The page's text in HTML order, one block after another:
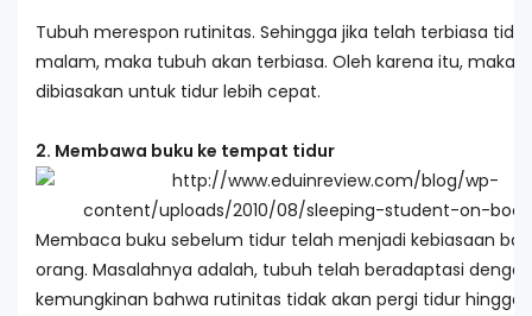
Tubuh merespon rutinitas. Sehingga jika telah terbiasa
malam, maka tubuh akan terbiasa. Oleh karena itu, maka
dibiasakan untuk tidur lebih cepat.
2. Membawa buku ke tempat tidur
Membaca buku sebelum tidur telah menjadi kebiasaan
orang. Masalahnya adalah, tubuh telah beradaptasi dengan
kemungkinan bahwa rutinitas tidak akan pergi tidur hingga